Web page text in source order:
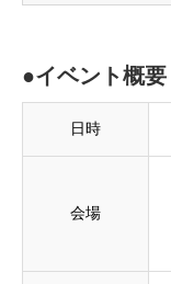
●イベント概要
日時
会場